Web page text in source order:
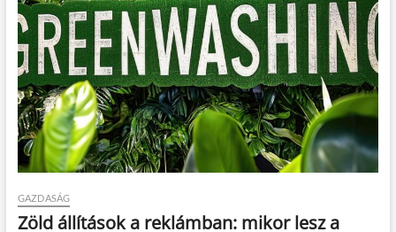
GAZDASÁG
Zöld állítások a reklámban: mikor lesz a